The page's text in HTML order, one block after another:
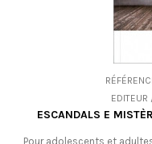
EDITEUR
ESCANDALS E
Pour adolescents et